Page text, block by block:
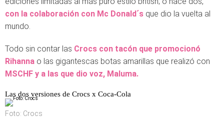
con la colaboración con Mc Donald´s que dio la vuelta al
mundo.
Todo sin contar las Crocs con tacón que promocionó
Rihanna o las gigantescas botas amarillas que realizó con
MSCHF y a las que dio voz, Maluma.
Las dos versiones de Crocs x Coca-Cola
Foto: Crocs